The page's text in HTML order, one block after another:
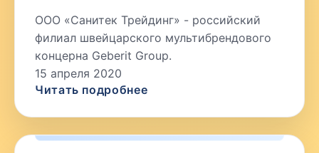
ООО «Санитек Трейдинг» - российский
филиал швейцарского мультибрендового
концерна Geberit Group.
15 апреля 2020
Читать подробнее